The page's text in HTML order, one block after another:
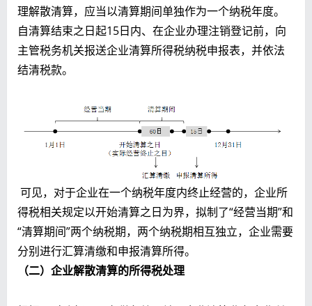
理解散清算，应当以清算期间单独作为一个纳税年度。
自清算结束之日起15日内、在企业办理注销登记前，向
主管税务机关报送企业清算所得税纳税申报表，并依法
结清税款。
可见，对于企业在一个纳税年度内终止经营的，企业所
得税相关规定以开始清算之日为界，拟制了“经营当期”和
“清算期间”两个纳税期，两个纳税期相互独立，企业需要
分别进行汇算清缴和申报清算所得。
（二）企业解散清算的所得税处理